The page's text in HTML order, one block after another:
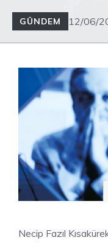
GÜNDEM 12/06/
Necip Fazıl